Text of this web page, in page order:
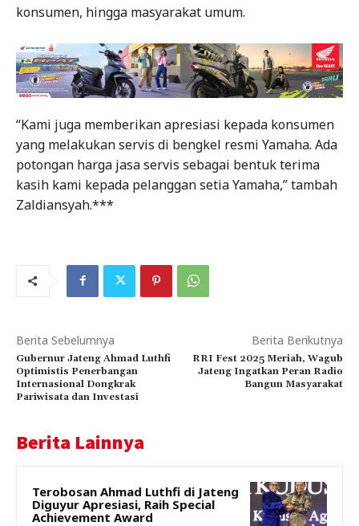
konsumen, hingga masyarakat umum.
“Kami juga memberikan apresiasi kepada konsumen
yang melakukan servis di bengkel resmi Yamaha. Ada
potongan harga jasa servis sebagai bentuk terima
kasih kami kepada pelanggan setia Yamaha,” tambah
Zaldiansyah.***
Berita Sebelumnya
Gubernur Jateng Ahmad Luthfi
Optimistis Penerbangan
Internasional Dongkrak
Pariwisata dan Investasi
Berita Berikutnya
RRI Fest 2025 Meriah, Wagub
Jateng Ingatkan Peran Radio
Bangun Masyarakat
Berita Lainnya
Terobosan Ahmad Luthfi di Jateng
Diguyur Apresiasi, Raih Special
Achievement Award